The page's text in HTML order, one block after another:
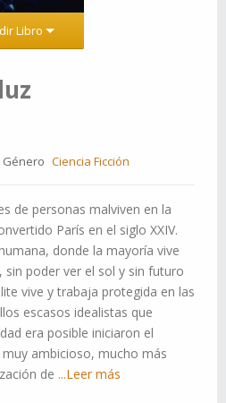
Libro
Género Ciencia Ficción
de personas malviven en la
París en el siglo XXIV.
donde la mayoría vive
sin poder ver el sol y sin futuro
vive y trabaja protegida en las
escasos idealistas que
era posible iniciaron el
ambicioso, mucho más
de ...Leer más